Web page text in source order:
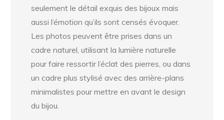
seulement le détail exquis des bijoux mais
aussi l’émotion qu’ils sont censés évoquer.
Les photos peuvent être prises dans un
cadre naturel, utilisant la lumière naturelle
pour faire ressortir l’éclat des pierres, ou dans
un cadre plus stylisé avec des arrière-plans
minimalistes pour mettre en avant le design
du bijou.